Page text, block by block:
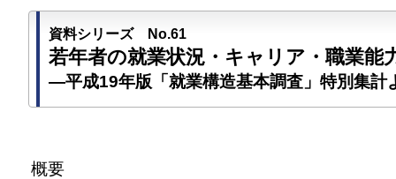
資料シリーズ No.61
若年者の就業状況・キャリア・職業能
―平成19年版「就業構造基本調査」特別集
概要